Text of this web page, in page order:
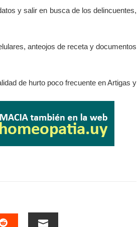
y salir en busca de los delincuentes,
anteojos de receta y documentos
de hurto poco frecuente en Artigas y